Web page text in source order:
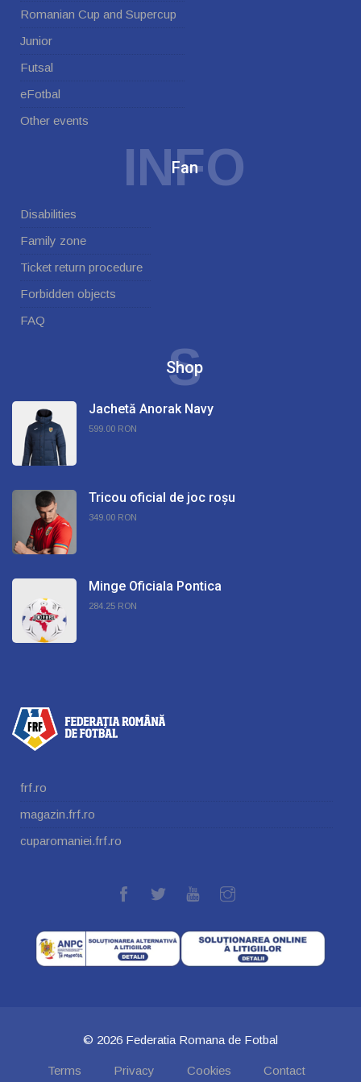
Romanian Cup and Supercup
Junior
Futsal
eFotbal
Other events
Fan
INFO
Disabilities
Family zone
Ticket return procedure
Forbidden objects
FAQ
Shop
S
Jachetă Anorak Navy
599.00 RON
Tricou oficial de joc roșu
349.00 RON
Minge Oficiala Pontica
284.25 RON
frf.ro
magazin.frf.ro
cuparomaniei.frf.ro
© 2026 Federatia Romana de Fotbal
Terms Privacy Cookies Contact